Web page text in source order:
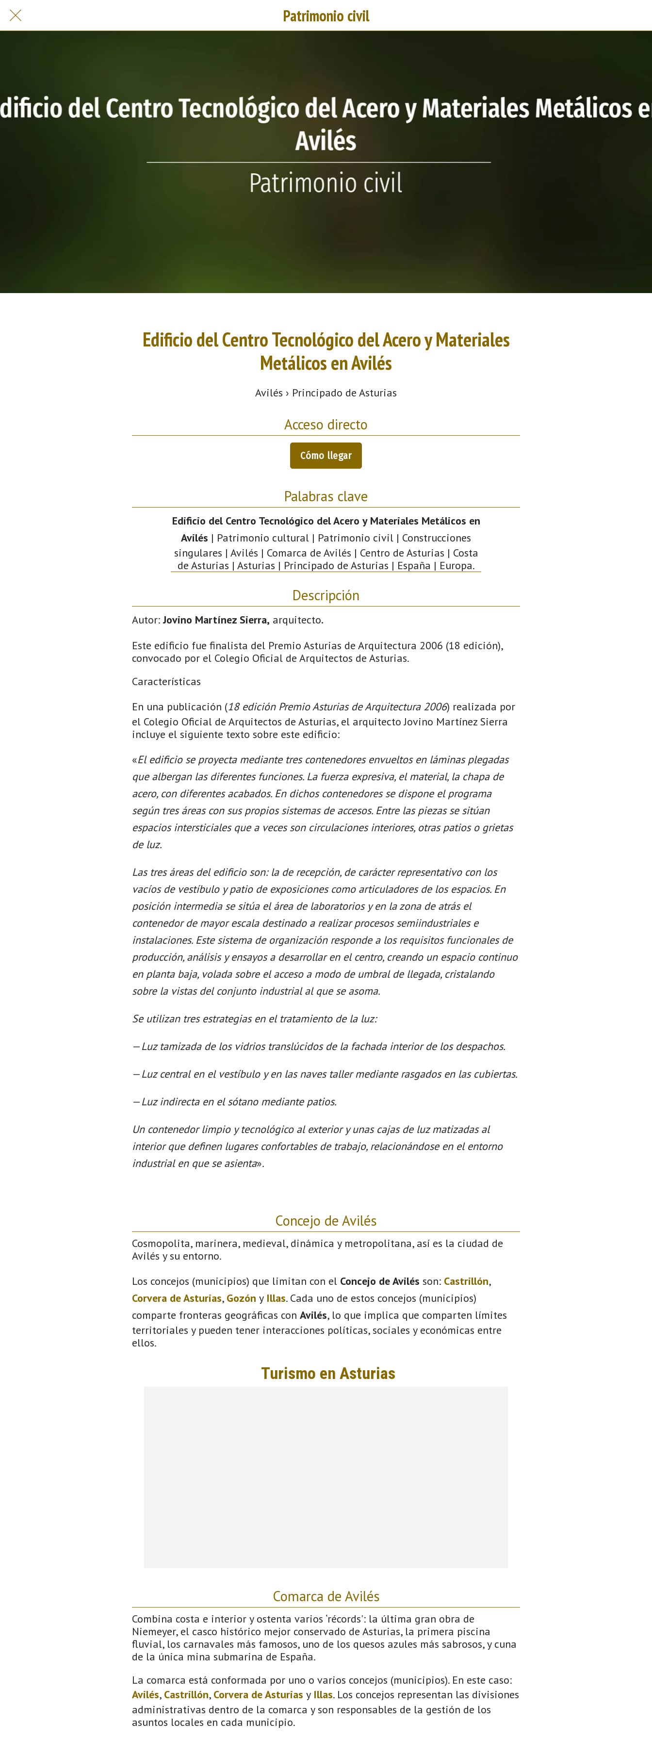
Patrimonio civil
Edificio del Centro Tecnológico del Acero y Materiales
Metálicos en Avilés
Avilés › Principado de Asturias
Acceso directo
Cómo llegar
Palabras clave
Edificio del Centro Tecnológico del Acero y Materiales Metálicos en
Avilés | Patrimonio cultural | Patrimonio civil | Construcciones
singulares | Avilés | Comarca de Avilés | Centro de Asturias | Costa
de Asturias | Asturias | Principado de Asturias | España | Europa.
Descripción
Autor:Jovino Martínez Sierra, arquitecto.
Este edificio fue finalista del Premio Asturias de Arquitectura 2006 (18 edición),
convocado por el Colegio Oficial de Arquitectos de Asturias.
Características
En una publicación (18 edición Premio Asturias de Arquitectura 2006) realizada por
el Colegio Oficial de Arquitectos de Asturias, el arquitecto Jovino Martínez Sierra
incluye el siguiente texto sobre este edificio:
«El edificio se proyecta mediante tres contenedores envueltos en láminas plegadas
que albergan las diferentes funciones. La fuerza expresiva, el material, la chapa de
acero, con diferentes acabados. En dichos contenedores se dispone el programa
según tres áreas con sus propios sistemas de accesos. Entre las piezas se sitúan
espacios intersticiales que a veces son circulaciones interiores, otras patios o grietas
de luz.
Las tres áreas del edificio son: la de recepción, de carácter representativo con los
vacíos de vestíbulo y patio de exposiciones como articuladores de los espacios. En
posición intermedia se sitúa el área de laboratorios y en la zona de atrás el
contenedor de mayor escala destinado a realizar procesos semiindustriales e
instalaciones. Este sistema de organización responde a los requisitos funcionales de
producción, análisis y ensayos a desarrollar en el centro, creando un espacio continuo
en planta baja, volada sobre el acceso a modo de umbral de llegada, cristalando
sobre la vistas del conjunto industrial al que se asoma.
Se utilizan tres estrategias en el tratamiento de la luz:
—Luz tamizada de los vidrios translúcidos de la fachada interior de los despachos.
—Luz central en el vestíbulo y en las naves taller mediante rasgados en las cubiertas.
—Luz indirecta en el sótano mediante patios.
Un contenedor limpio y tecnológico al exterior y unas cajas de luz matizadas al
interior que definen lugares confortables de trabajo, relacionándose en el entorno
industrial en que se asienta».
Concejo de Avilés
Cosmopolita, marinera, medieval, dinámica y metropolitana, así es la ciudad de
Avilés y su entorno.
Los concejos (municipios) que limitan con el Concejo de Avilés son: Castrillón,
Corvera de Asturias, Gozón y Illas. Cada uno de estos concejos (municipios)
comparte fronteras geográficas con Avilés, lo que implica que comparten límites
territoriales y pueden tener interacciones políticas, sociales y económicas entre
ellos.
Comarca de Avilés
Combina costa e interior y ostenta varios ‘récords': la última gran obra de
Niemeyer, el casco histórico mejor conservado de Asturias, la primera piscina
fluvial, los carnavales más famosos, uno de los quesos azules más sabrosos, y cuna
de la única mina submarina de España.
La comarca está conformada por uno o varios concejos (municipios). En este caso:
Avilés, Castrillón, Corvera de Asturias y Illas. Los concejos representan las divisiones
administrativas dentro de la comarca y son responsables de la gestión de los
asuntos locales en cada municipio.